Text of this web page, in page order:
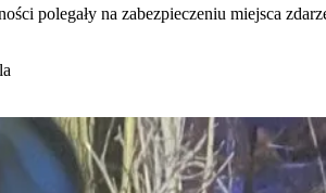
polegały na zabezpieczeniu miejsca